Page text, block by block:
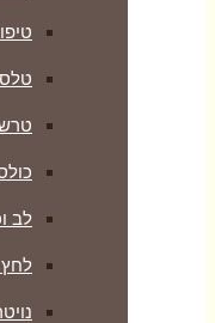
לב
לחץ